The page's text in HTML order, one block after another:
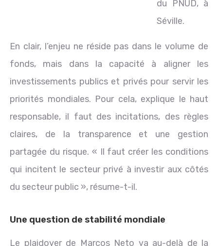
du PNUD, à
Séville.
En clair, l’enjeu ne réside pas dans le volume de
fonds, mais dans la capacité à aligner les
investissements publics et privés pour servir les
priorités mondiales. Pour cela, explique le haut
responsable, il faut des incitations, des règles
claires, de la transparence et une gestion
partagée du risque. « Il faut créer les conditions
qui incitent le secteur privé à investir aux côtés
du secteur public », résume-t-il.
Une question de stabilité mondiale
Le plaidoyer de Marcos Neto va au-delà de la